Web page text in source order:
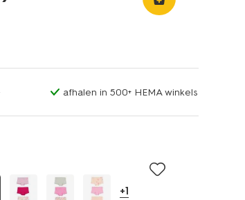
afhalen in 500+ HEMA winkels
+1